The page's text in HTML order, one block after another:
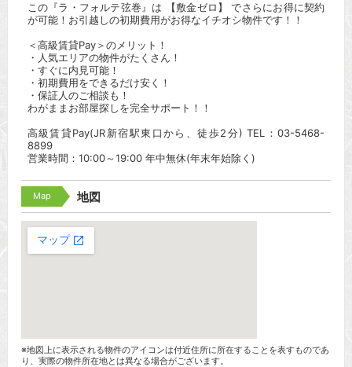
この『ラ・フォルテ弦巻』は 【敷金ゼロ】 でさらにお得に契約
が可能！お引越しの初期費用がお得なイチオシ物件です！！
＜高級賃貸Pay＞のメリット！
・人気エリアの物件がたくさん！
・すぐに内見可能！
・初期費用をできるだけ安く！
・保証人のご相談も！
わがままお部屋探しを完全サポート！！
高級賃貸Pay(JR新宿駅東口から、徒歩2分) TEL：03-5468-
8899
営業時間：10:00～19:00 年中無休(年末年始除く)
Map 地図
※地図上に表示される物件のアイコンは付近住所に所在することを表すものであ
り、実際の物件所在地とは異なる場合がございます。